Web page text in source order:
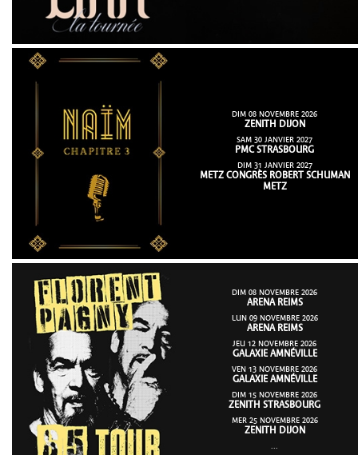
DIM 08 NOVEMBRE 2026
ZENITH DIJON
SAM 30 JANVIER 2027
PMC STRASBOURG
DIM 31 JANVIER 2027
METZ CONGRÈS ROBERT SCHUMAN
METZ
DIM 08 NOVEMBRE 2026
ARENA REIMS
LUN 09 NOVEMBRE 2026
ARENA REIMS
JEU 12 NOVEMBRE 2026
GALAXIE AMNÉVILLE
VEN 13 NOVEMBRE 2026
GALAXIE AMNÉVILLE
DIM 15 NOVEMBRE 2026
ZENITH STRASBOURG
MER 25 NOVEMBRE 2026
ZENITH DIJON